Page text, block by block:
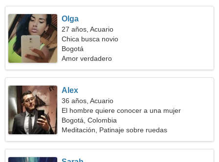
Olga
27 años, Acuario
Chica busca novio
Bogotá
Amor verdadero
Alex
36 años, Acuario
El hombre quiere conocer a una mujer
Bogotá, Colombia
Meditación, Patinaje sobre ruedas